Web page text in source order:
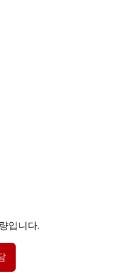
입니다.